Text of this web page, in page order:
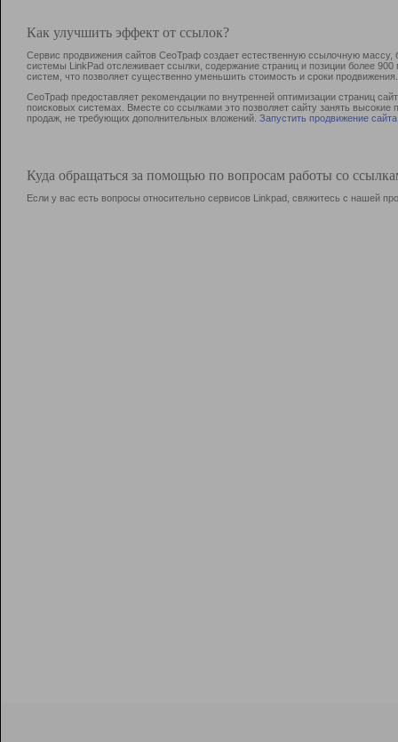
Как улучшить эффект от ссылок?
Сервис продвижения сайтов СеоТраф создает естественную ссылочную
системы LinkPad отслеживает ссылки, содержание страниц и позиции более
систем, что позволяет существенно уменьшить стоимость и сроки продвижения.
СеоТраф предоставляет рекомендации по внутренней оптимизации страниц
поисковых системах. Вместе со ссылками это позволяет сайту занять
продаж, не требующих дополнительных вложений. Запустить продвижение сайта
Куда обращаться за помощью по вопросам работы со
Если у вас есть вопросы относительно сервисов Linkpad, свяжитесь с нашей